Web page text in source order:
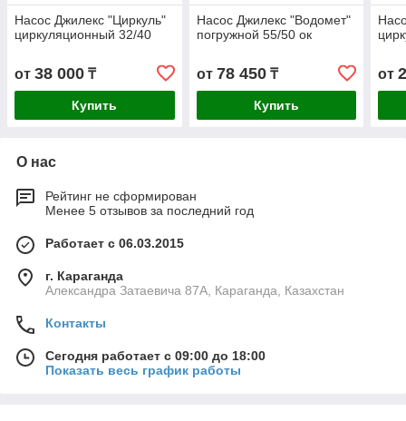
Насос Джилекс "Циркуль"
циркуляционный 32/40
от 38 000 ₸
Купить
Насос Джилекс "Водомет"
погружной 55/50 ок
от 78 450₸
Купить
от
О нас
Рейтинг не сформирован
Менее 5 отзывов за последний год
Работает с 06.03.2015
г. Караганда
Александра Затаевича 87А, Караганда, Казахстан
Контакты
Сегодня работает с 09:00 до 18:00
Показать весь график работы